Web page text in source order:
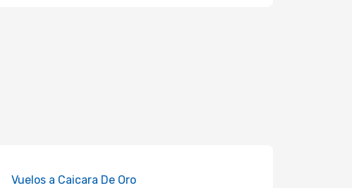
Vuelos a Caicara De Oro